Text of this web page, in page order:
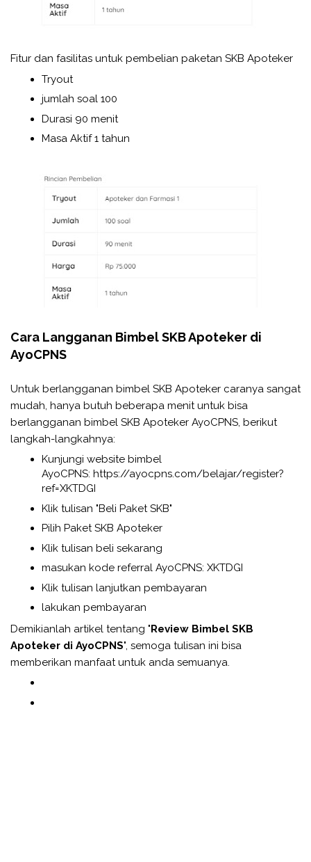
Fitur dan fasilitas untuk pembelian paketan SKB Apoteker
Tryout
jumlah soal 100
Durasi 90 menit
Masa Aktif 1 tahun
Cara Langganan Bimbel SKB Apoteker di
AyoCPNS
Untuk berlangganan bimbel SKB Apoteker caranya sangat
mudah, hanya butuh beberapa menit untuk bisa
berlangganan bimbel SKB Apoteker AyoCPNS, berikut
langkah-langkahnya:
Kunjungi website bimbel
AyoCPNS: https://ayocpns.com/belajar/register?
ref=XKTDGI
Klik tulisan "Beli Paket SKB"
Pilih Paket SKB Apoteker
Klik tulisan beli sekarang
masukan kode referral AyoCPNS: XKTDGI
Klik tulisan lanjutkan pembayaran
lakukan pembayaran
Demikianlah artikel tentang "Review Bimbel SKB
Apoteker di AyoCPNS", semoga tulisan ini bisa
memberikan manfaat untuk anda semuanya.